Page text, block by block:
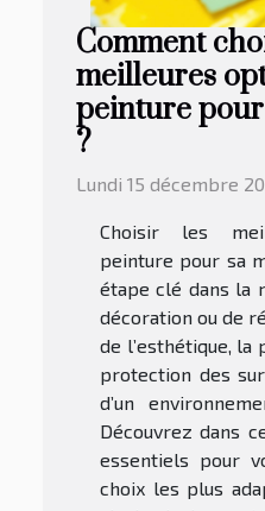
Comment
meilleures
peinture
?
Lundi 15 décembre
Choisir les
peinture pour sa
étape clé dans la
décoration ou de
de l’esthétique,
protection des
d’un
Découvrez dans
essentiels pour
choix les plus